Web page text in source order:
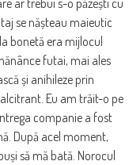
se nășteau maieutic
bonetă era mijlocul
futai, mai ales
și anihileze prin
Eu am trăit-o pe
companie a fost
După acel moment,
să mă bată. Norocul